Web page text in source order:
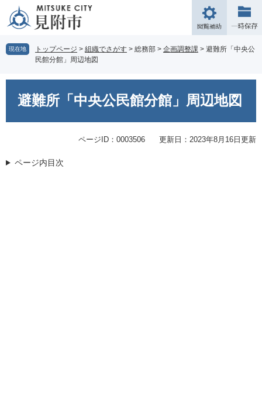
の
先
で
ー
を
ば
閲
覧
補
現在地 トップページ > 組織でさがす > 総務部 > 企画調整課 > 避難所「中央公
民館分館」周辺地図
避難所「中央公民館分館」周辺地図
ページID：0003506 更新日：2023年8月16日更新
ページ内目次